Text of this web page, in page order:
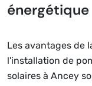
énergétique
Les avantages de
l'installation de
solaires à Ancey